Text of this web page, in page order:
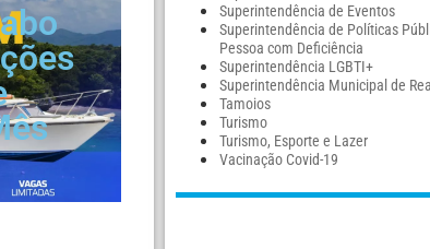
Superintendência de Eventos
Superintendência de Políticas
Pessoa com Deficiência
Superintendência LGBTI+
Superintendência Municipal de
Tamoios
Turismo
Turismo, Esporte e Lazer
Vacinação Covid-19